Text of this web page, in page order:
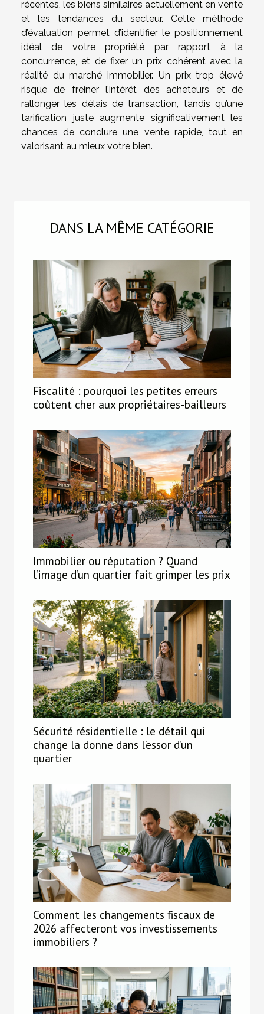
récentes, les biens similaires actuellement en vente
et les tendances du secteur. Cette méthode
d’évaluation permet d’identifier le positionnement
idéal de votre propriété par rapport à la
concurrence, et de fixer un prix cohérent avec la
réalité du marché immobilier. Un prix trop élevé
risque de freiner l’intérêt des acheteurs et de
rallonger les délais de transaction, tandis qu’une
tarification juste augmente significativement les
chances de conclure une vente rapide, tout en
valorisant au mieux votre bien.
DANS LA MÊME CATÉGORIE
Fiscalité : pourquoi les petites erreurs
coûtent cher aux propriétaires-bailleurs
Immobilier ou réputation ? Quand
l’image d’un quartier fait grimper les prix
Sécurité résidentielle : le détail qui
change la donne dans l’essor d’un
quartier
Comment les changements fiscaux de
2026 affecteront vos investissements
immobiliers ?